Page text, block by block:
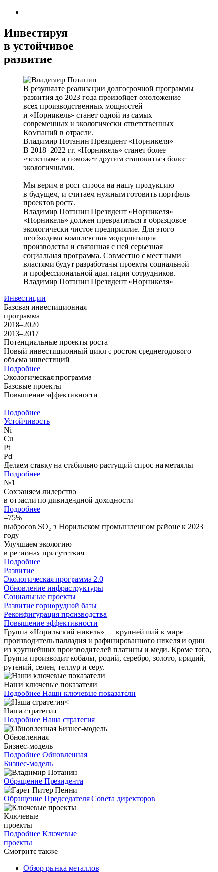
Инвестируя
в устойчивое
развитие
В результате реализации долгосрочной программы
развития до 2023 года произойдет омоложение
всех производственных мощностей
и «Норникель» станет одной из самых
современных и экологически ответственных
Компаний в отрасли.
Владимир Потанин Президент «Норникеля»
В 2018–2022 гг. «Норникель» станет более
«зеленым» и поможет другим становиться более
экологичными.
Мы верим в рост спроса на нашу продукцию
в будущем, и считаем нужным готовить портфель
проектов роста.
Владимир Потанин Президент «Норникеля»
«Норникель» должен превратиться в образцовое
экологически чистое предприятие. Для этого
необходима комплексная модернизация
производства и связанная с ней серьезная
социальная программа. Совместно с местными
властями будут разработаны проекты социальной
и профессиональной адаптации сотрудников.
Владимир Потанин Президент «Норникеля»
Инвестиции
Базовая инвестиционная
программа
2018–2020
2013–2017
Потенциальные проекты роста
Новый инвестиционный цикл с ростом среднегодового
объема инвестиций
Подробнее
Экологическая программа
Базовые проекты
Повышение эффективности
Подробнее
Устойчивость
Ni
Cu
Pt
Pd
Делаем ставку на стабильно растущий спрос на металлы
Подробнее
№1
Сохраняем лидерство
в отрасли по дивидендной доходности
Подробнее
–75%
выбросов SO₂ в Норильском промышленном районе к 2023
году
Улучшаем экологию
в регионах присутствия
Подробнее
Развитие
Экологическая программа 2.0
Обновление инфраструктуры
Социальные проекты
Развитие горнорудной базы
Реконфигурация производства
Повышение эффективности
Группа «Норильский никель» — крупнейший в мире
производитель палладия и рафинированного никеля и один
из крупнейших производителей платины и меди. Кроме того,
Группа производит кобальт, родий, серебро, золото, иридий,
рутений, селен, теллур и серу.
Наши ключевые показатели
Подробнее Наши ключевые показатели
Наша стратегия
Подробнее Наша стратегия
Обновленная
Бизнес-модель
Подробнее Обновленная
Бизнес-модель
Обращение Президента
Обращение Председателя Совета директоров
Ключевые
проекты
Подробнее Ключевые
проекты
Смотрите также
Обзор рынка металлов